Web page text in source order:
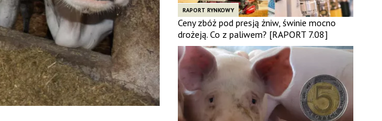
RAPORT RYNKOWY
Ceny zbóż pod presją żniw, świnie mocno
drożeją. Co z paliwem? [RAPORT 7.08]